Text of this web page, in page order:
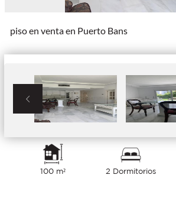
piso en venta en Puerto Bans

100 m² 2 Dormitorios